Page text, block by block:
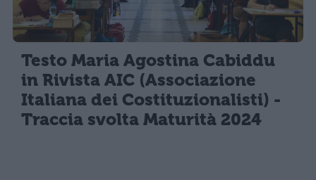
Testo Maria Agostina Cabiddu
in Rivista AIC (Associazione
Italiana dei Costituzionalisti) -
Traccia svolta Maturità 2024